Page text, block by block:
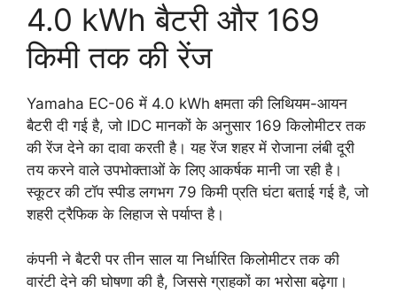
4.0 kWh बैटरी और 169
किमी तक की रेंज
Yamaha EC-06 में 4.0 kWh क्षमता की लिथियम-आयन
बैटरी दी गई है, जो IDC मानकों के अनुसार 169 किलोमीटर तक
की रेंज देने का दावा करती है। यह रेंज शहर में रोजाना लंबी दूरी
तय करने वाले उपभोक्ताओं के लिए आकर्षक मानी जा रही है।
स्कूटर की टॉप स्पीड लगभग 79 किमी प्रति घंटा बताई गई है, जो
शहरी ट्रैफिक के लिहाज से पर्याप्त है।
कंपनी ने बैटरी पर तीन साल या निर्धारित किलोमीटर तक की
वारंटी देने की घोषणा की है, जिससे ग्राहकों का भरोसा बढ़ेगा।